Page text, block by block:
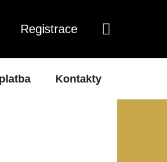
Registrace
KOŠÍK
Kontakty